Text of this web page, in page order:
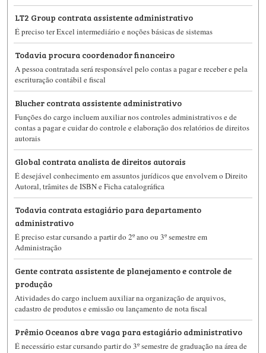
LT2 Group contrata assistente administrativo
É preciso ter Excel intermediário e noções básicas de sistemas
Todavia procura coordenador financeiro
A pessoa contratada será responsável pelo contas a pagar e receber e pela
escrituração contábil e fiscal
Blucher contrata assistente administrativo
Funções do cargo incluem auxiliar nos controles administrativos e de
contas a pagar e cuidar do controle e elaboração dos relatórios de direitos
autorais
Global contrata analista de direitos autorais
É desejável conhecimento em assuntos jurídicos que envolvem o Direito
Autoral, trâmites de ISBN e Ficha catalográfica
Todavia contrata estagiário para departamento
administrativo
É preciso estar cursando a partir do 2º ano ou 3º semestre em
Administração
Gente contrata assistente de planejamento e controle de
produção
Atividades do cargo incluem auxiliar na organização de arquivos,
cadastro de produtos e emissão ou lançamento de nota fiscal
Prêmio Oceanos abre vaga para estagiário administrativo
É necessário estar cursando partir do 3º semestre de graduação na área de